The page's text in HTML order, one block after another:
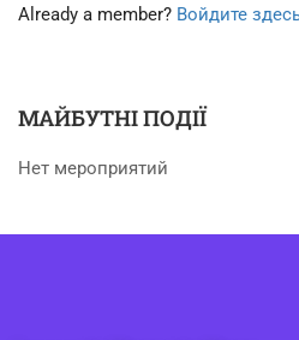
Already a member? Войдите
МАЙБУТНІ ПОДІЇ
Нет мероприятий